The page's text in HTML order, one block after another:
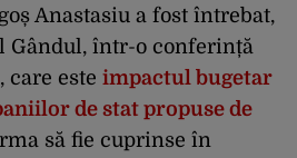
Anastasiu a fost întrebat,
Gândul, într-o conferință
care este impactul bugetar
de stat propuse de
să fie cuprinse în